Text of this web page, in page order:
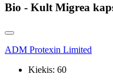
Bio - Kult Migrea
ADM Protexin Limited
Kiekis: 60